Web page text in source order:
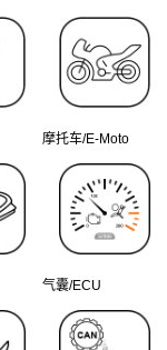
摩托车/E-Moto
气囊/ECU